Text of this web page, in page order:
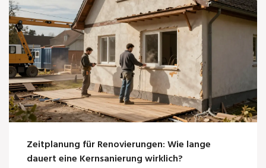
Zeitplanung für Renovierungen: Wie lange
dauert eine Kernsanierung wirklich?